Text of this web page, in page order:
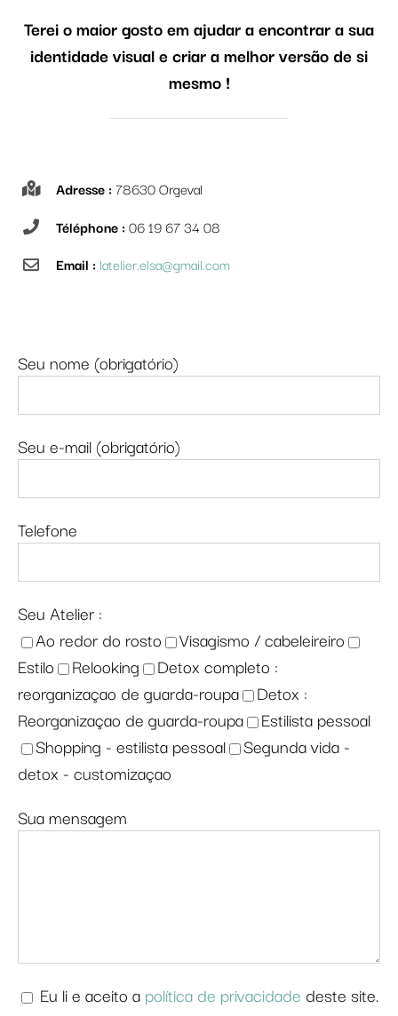
Terei o maior gosto em ajudar a encontrar a sua
identidade visual e criar a melhor versão de si
mesmo !
Adresse : 78630 Orgeval
Téléphone : 06 19 67 34 08
Email : latelier.elsa@gmail.com
Seu nome (obrigatório)
Seu e-mail (obrigatório)
Telefone
Seu Atelier :
Ao redor do rosto
Visagismo / cabeleireiro
Estilo
Relooking
Detox completo :
reorganizaçao de guarda-roupa
Detox :
Reorganizaçao de guarda-roupa
Estilista pessoal
Shopping - estilista pessoal
Segunda vida -
detox - customizaçao
Sua mensagem
Eu li e aceito a política de privacidade deste site.